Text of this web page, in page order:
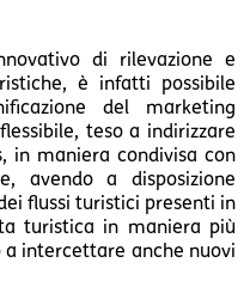
di rilevazione e
è infatti possibile
del marketing
teso a indirizzare
in maniera condivisa con
avendo a disposizione
flussi turistici presenti in
turistica in maniera più
intercettare anche nuovi